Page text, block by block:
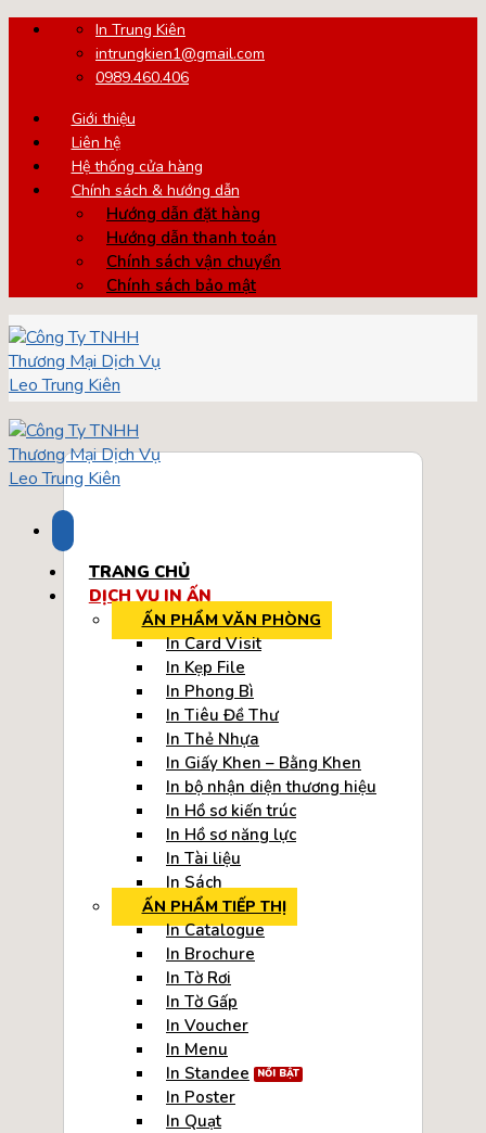
Skip
In Trung Kiên
intrungkien1@gmail.com
0989.460.406
Giới thiệu
Liên hệ
Hệ thống cửa hàng
Chính sách & hướng dẫn
Hướng dẫn đặt hàng
Hướng dẫn thanh toán
Chính sách vận chuyển
Chính sách bảo mật
TRANG CHỦ
DỊCH VỤ IN ẤN
ẤN PHẨM VĂN PHÒNG
In Card Visit
In Kẹp File
In Phong Bì
In Tiêu Đề Thư
In Thẻ Nhựa
In Giấy Khen – Bằng Khen
In bộ nhận diện thương hiệu
In Hồ sơ kiến trúc
In Hồ sơ năng lực
In Tài liệu
In Sách
ẤN PHẨM TIẾP THỊ
In Catalogue
In Brochure
In Tờ Rơi
In Tờ Gấp
In Voucher
In Menu
In Standee
In Poster
In Quạt